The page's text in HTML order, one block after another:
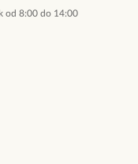
od 8:00 do 14:00